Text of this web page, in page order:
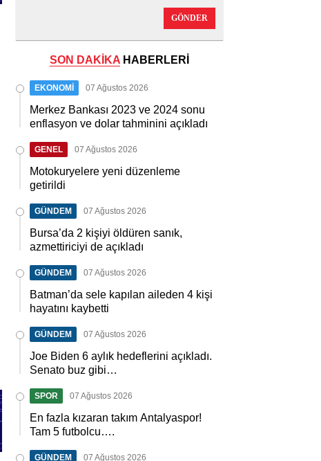
GÖNDER
SON DAKİKA HABERLERİ
EKONOMİ 07 Ağustos 2026
Merkez Bankası 2023 ve 2024 sonu
enflasyon ve dolar tahminini açıkladı
GENEL 07 Ağustos 2026
Motokuryelere yeni düzenleme
getirildi
GÜNDEM 07 Ağustos 2026
Bursa’da 2 kişiyi öldüren sanık,
azmettiriciyi de açıkladı
GÜNDEM 07 Ağustos 2026
Batman’da sele kapılan aileden 4 kişi
hayatını kaybetti
GÜNDEM 07 Ağustos 2026
Joe Biden 6 aylık hedeflerini açıkladı.
Senato buz gibi…
SPOR 07 Ağustos 2026
En fazla kızaran takım Antalyaspor!
Tam 5 futbolcu….
GÜNDEM 07 Ağustos 2026